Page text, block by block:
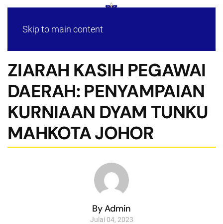
Skip to main content
ZIARAH KASIH PEGAWAI
DAERAH: PENYAMPAIAN
KURNIAAN DYAM TUNKU
MAHKOTA JOHOR
By Admin
Julai 04, 2023